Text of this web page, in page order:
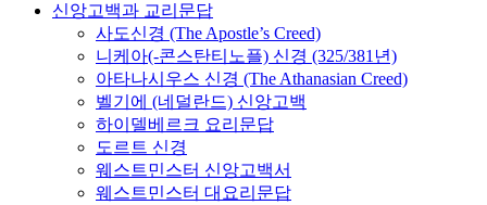
신앙고백과 교리문답
사도신경 (The Apostle’s Creed)
니케아(-콘스탄티노플) 신경 (325/381년)
아타나시우스 신경 (The Athanasian Creed)
벨기에 (네덜란드) 신앙고백
하이델베르크 요리문답
도르트 신경
웨스트민스터 신앙고백서
웨스트민스터 대요리문답